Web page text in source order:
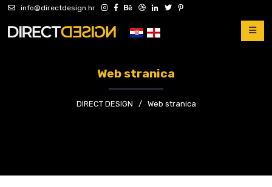
info@directdesign.hr
Web stranica
DIRECT DESIGN / Web stranica